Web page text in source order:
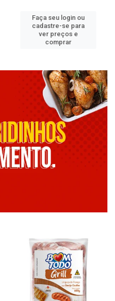
Faça seu login ou
cadastre-se para
ver preços e
comprar